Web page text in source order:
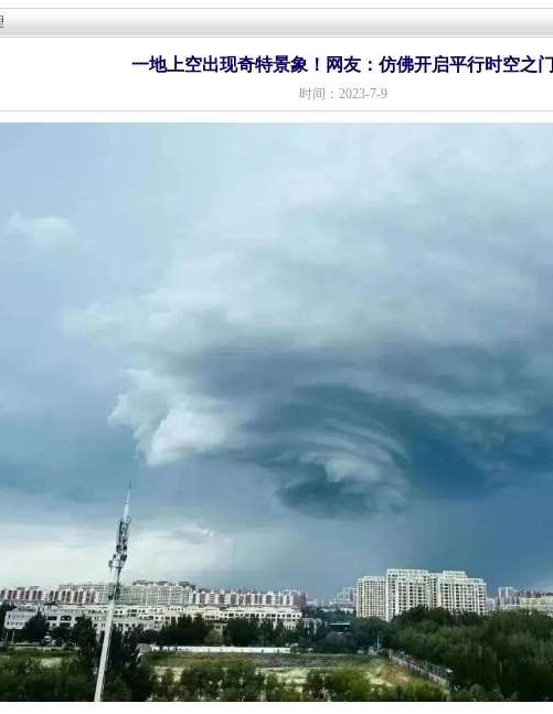
一地上空出现奇特景象！网友：仿佛开启平行时空之门
时间：2023-7-9